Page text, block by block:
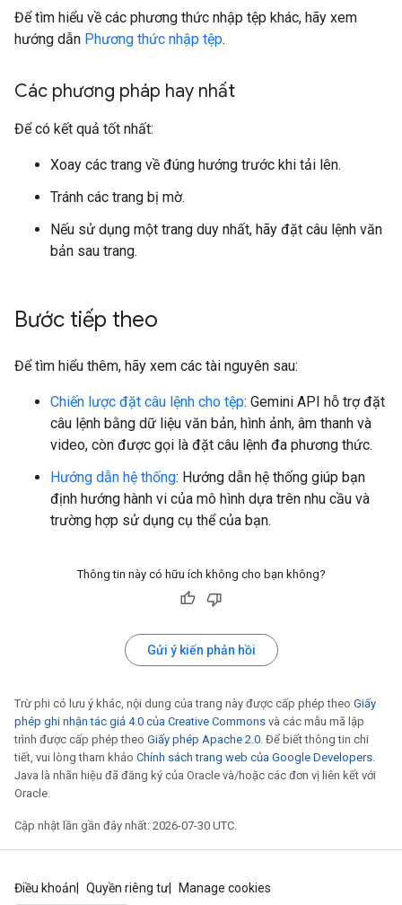
Để tìm hiểu về các phương thức nhập tệp khác, hãy xem
hướng dẫn Phương thức nhập tệp.
Các phương pháp hay nhất
Để có kết quả tốt nhất:
Xoay các trang về đúng hướng trước khi tải lên.
Tránh các trang bị mờ.
Nếu sử dụng một trang duy nhất, hãy đặt câu lệnh văn
bản sau trang.
Bước tiếp theo
Để tìm hiểu thêm, hãy xem các tài nguyên sau:
Chiến lược đặt câu lệnh cho tệp: Gemini API hỗ trợ đặt
câu lệnh bằng dữ liệu văn bản, hình ảnh, âm thanh và
video, còn được gọi là đặt câu lệnh đa phương thức.
Hướng dẫn hệ thống: Hướng dẫn hệ thống giúp bạn
định hướng hành vi của mô hình dựa trên nhu cầu và
trường hợp sử dụng cụ thể của bạn.
Thông tin này có hữu ích không cho bạn không?
Gửi ý kiến phản hồi
Trừ phi có lưu ý khác, nội dung của trang này được cấp phép theo Giấy
phép ghi nhận tác giả 4.0 của Creative Commons và các mẫu mã lập
trình được cấp phép theo Giấy phép Apache 2.0. Để biết thông tin chi
tiết, vui lòng tham khảo Chính sách trang web của Google Developers.
Java là nhãn hiệu đã đăng ký của Oracle và/hoặc các đơn vị liên kết với
Oracle.
Cập nhật lần gần đây nhất: 2026-07-30 UTC.
Điều khoản Quyền riêng tư Manage cookies